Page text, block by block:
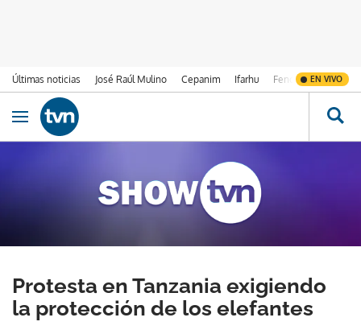
Últimas noticias José Raúl Mulino Cepanim Ifarhu Fenómeno de El
EN VIVO
Ir al contenido
Obrir navegació
Protesta en Tanzania exigiendo
la protección de los elefantes